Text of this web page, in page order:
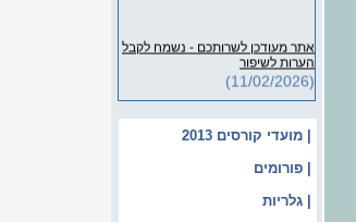
אתר מעודכן לשרותכם - נשמח לקבל
הערות לשיפור
(11/02/2026)
| מועדי קורסים 2013
| פורומים
| גלריות